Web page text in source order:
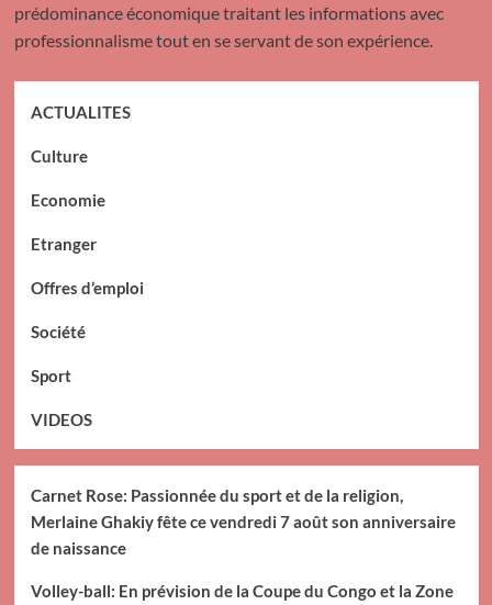
prédominance économique traitant les informations avec
professionnalisme tout en se servant de son expérience.
ACTUALITES
Culture
Economie
Etranger
Offres d’emploi
Société
Sport
VIDEOS
Carnet Rose: Passionnée du sport et de la religion,
Merlaine Ghakiy fête ce vendredi 7 août son anniversaire
de naissance
Volley-ball: En prévision de la Coupe du Congo et la Zone